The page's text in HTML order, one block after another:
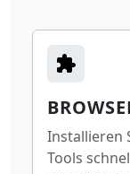
Installieren
Tools